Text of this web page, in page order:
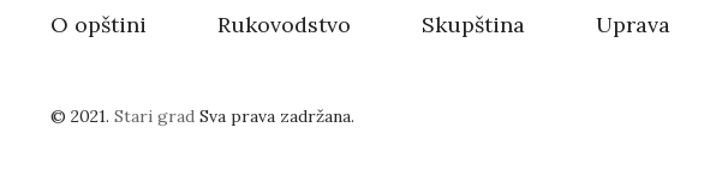
O opštini Rukovodstvo Skupština Uprava
© 2021. Stari grad Sva prava zadržana.